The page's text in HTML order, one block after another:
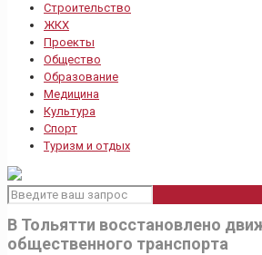
Строительство
ЖКХ
Проекты
Общество
Образование
Медицина
Культура
Спорт
Туризм и отдых
В Тольятти восстановлено
общественного транспорта